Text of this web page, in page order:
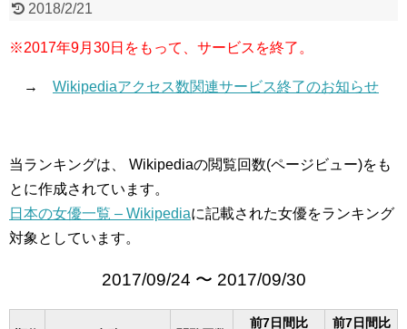
2018/2/21
※2017年9月30日をもって、サービスを終了。
→ Wikipediaアクセス数関連サービス終了のお知らせ
当ランキングは、 Wikipediaの閲覧回数(ページビュー)をも
とに作成されています。
日本の女優一覧 – Wikipediaに記載された女優をランキング
対象としています。
2017/09/24 〜 2017/09/30
前7日間比
前7日間比